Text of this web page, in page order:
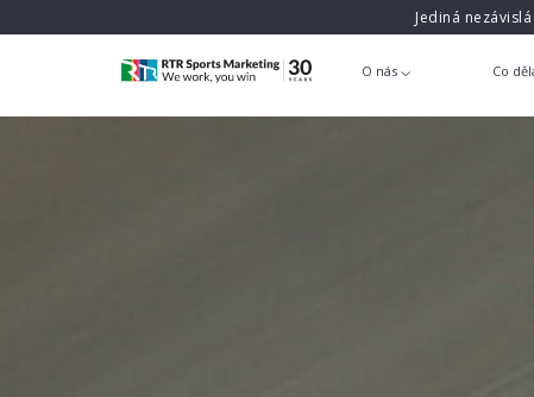
Jediná
O nás Co